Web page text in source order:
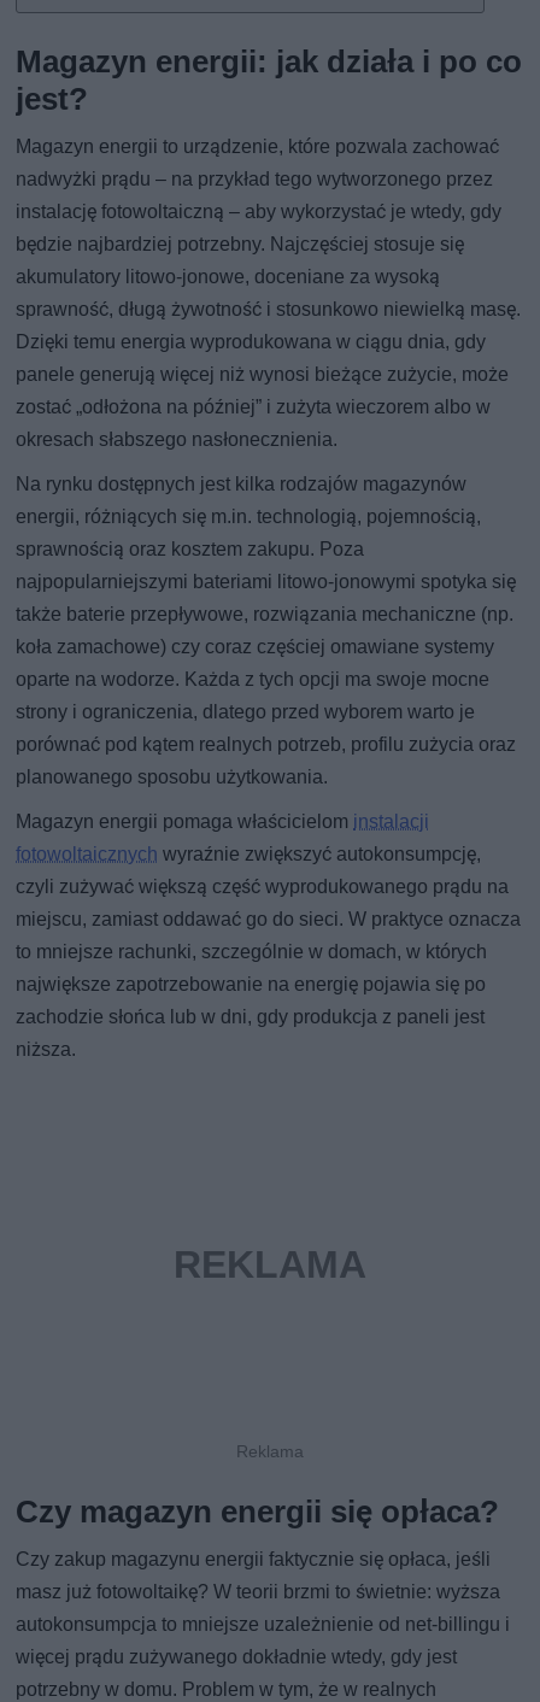
Magazyn energii: jak działa i po co
jest?
Magazyn energii to urządzenie, które pozwala zachować
nadwyżki prądu – na przykład tego wytworzonego przez
instalację fotowoltaiczną – aby wykorzystać je wtedy, gdy
będzie najbardziej potrzebny. Najczęściej stosuje się
akumulatory litowo-jonowe, doceniane za wysoką
sprawność, długą żywotność i stosunkowo niewielką masę.
Dzięki temu energia wyprodukowana w ciągu dnia, gdy
panele generują więcej niż wynosi bieżące zużycie, może
zostać „odłożona na później” i zużyta wieczorem albo w
okresach słabszego nasłonecznienia.
Na rynku dostępnych jest kilka rodzajów magazynów
energii, różniących się m.in. technologią, pojemnością,
sprawnością oraz kosztem zakupu. Poza
najpopularniejszymi bateriami litowo-jonowymi spotyka się
także baterie przepływowe, rozwiązania mechaniczne (np.
koła zamachowe) czy coraz częściej omawiane systemy
oparte na wodorze. Każda z tych opcji ma swoje mocne
strony i ograniczenia, dlatego przed wyborem warto je
porównać pod kątem realnych potrzeb, profilu zużycia oraz
planowanego sposobu użytkowania.
Magazyn energii pomaga właścicielom instalacji
fotowoltaicznych wyraźnie zwiększyć autokonsumpcję,
czyli zużywać większą część wyprodukowanego prądu na
miejscu, zamiast oddawać go do sieci. W praktyce oznacza
to mniejsze rachunki, szczególnie w domach, w których
największe zapotrzebowanie na energię pojawia się po
zachodzie słońca lub w dni, gdy produkcja z paneli jest
niższa.
Czy magazyn energii się opłaca?
Czy zakup magazynu energii faktycznie się opłaca, jeśli
masz już fotowoltaikę? W teorii brzmi to świetnie: wyższa
autokonsumpcja to mniejsze uzależnienie od net-billingu i
więcej prądu zużywanego dokładnie wtedy, gdy jest
potrzebny w domu. Problem w tym, że w realnych